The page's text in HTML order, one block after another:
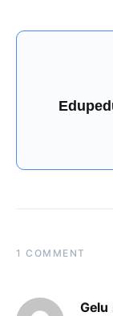
1 COMMENT
Gelu